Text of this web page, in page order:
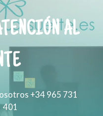
AL
+34 965 731
401